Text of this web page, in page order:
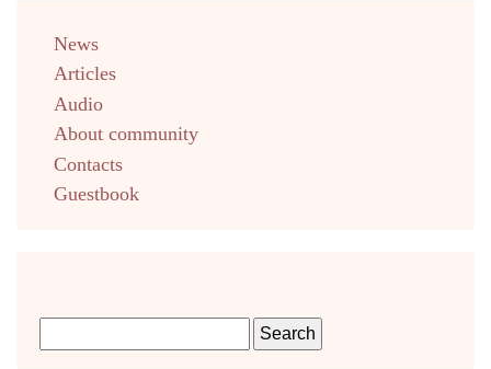
english
News
Articles
Audio
About community
Contacts
Guestbook